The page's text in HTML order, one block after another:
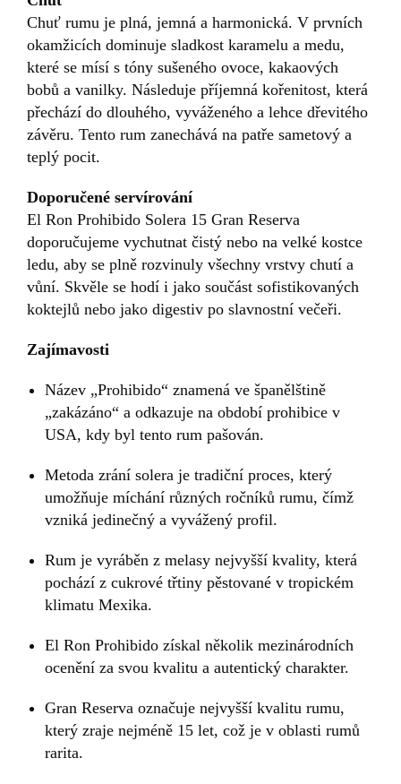
Chuť rumu je plná, jemná a harmonická. V prvních
okamžicích dominuje sladkost karamelu a medu,
které se mísí s tóny sušeného ovoce, kakaových
bobů a vanilky. Následuje příjemná kořenitost, která
přechází do dlouhého, vyváženého a lehce dřevitého
závěru. Tento rum zanechává na patře sametový a
teplý pocit.
Doporučené servírování
El Ron Prohibido Solera 15 Gran Reserva
doporučujeme vychutnat čistý nebo na velké kostce
ledu, aby se plně rozvinuly všechny vrstvy chutí a
vůní. Skvěle se hodí i jako součást sofistikovaných
koktejlů nebo jako digestiv po slavnostní večeři.
Zajímavosti
Název „Prohibido“ znamená ve španělštině
„zakázáno“ a odkazuje na období prohibice v
USA, kdy byl tento rum pašován.
Metoda zrání solera je tradiční proces, který
umožňuje míchání různých ročníků rumu, čímž
vzniká jedinečný a vyvážený profil.
Rum je vyráběn z melasy nejvyšší kvality, která
pochází z cukrové třtiny pěstované v tropickém
klimatu Mexika.
El Ron Prohibido získal několik mezinárodních
ocenění za svou kvalitu a autentický charakter.
Gran Reserva označuje nejvyšší kvalitu rumu,
který zraje nejméně 15 let, což je v oblasti rumů
rarita.